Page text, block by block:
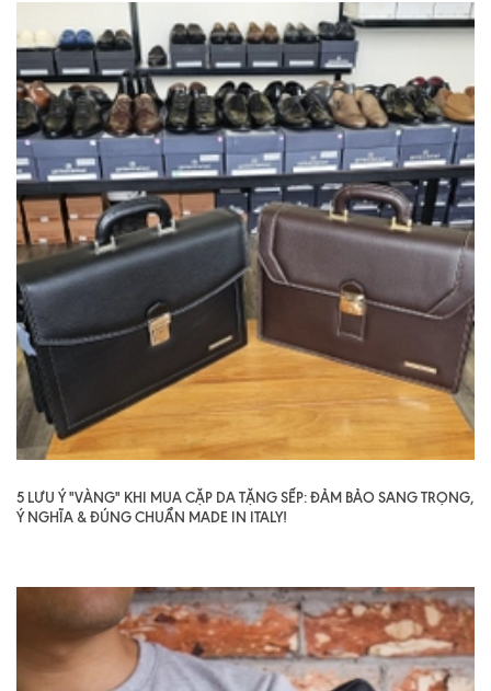
5 LƯU Ý "VÀNG" KHI MUA CẶP DA TẶNG SẾP: ĐẢM BẢO SANG TRỌNG,
Ý NGHĨA & ĐÚNG CHUẨN MADE IN ITALY!